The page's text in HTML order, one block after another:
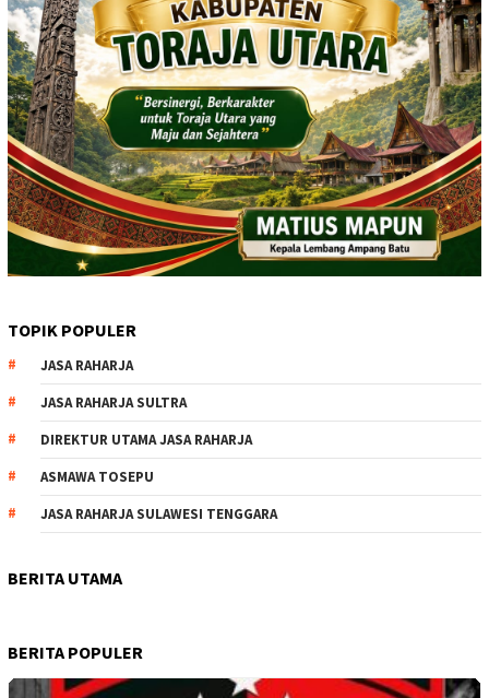
TOPIK POPULER
JASA RAHARJA
JASA RAHARJA SULTRA
DIREKTUR UTAMA JASA RAHARJA
ASMAWA TOSEPU
JASA RAHARJA SULAWESI TENGGARA
BERITA UTAMA
BERITA POPULER